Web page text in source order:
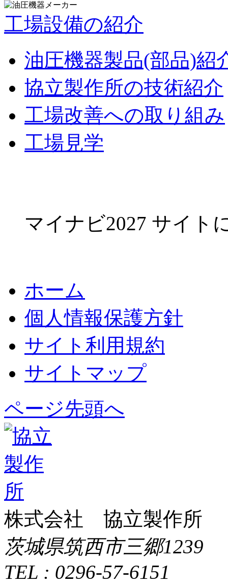
工場設備の紹介
油圧機器製品(部品)紹
協立製作所の技術紹介
工場改善への取り組み
工場見学
マイナビ2027 サイト
ホーム
個人情報保護方針
サイト利用規約
サイトマップ
ページ先頭へ
株式会社 協立製作所
茨城県筑西市三郷1239
TEL : 0296-57-6151